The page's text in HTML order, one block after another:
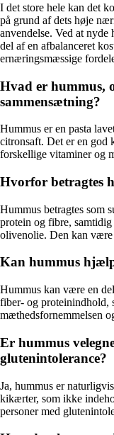
I det store hele kan det
på grund af dets høje
anvendelse. Ved at nyde
del af en afbalanceret
ernæringsmæssige
Hvad er hummus,
sammensætning?
Hummus er en pasta
citronsaft. Det er en god
forskellige vitaminer og
Hvorfor betragtes
Hummus betragtes som
protein og fibre,
olivenolie. Den kan være
Kan hummus
Hummus kan være en
fiber- og proteinindhold,
mæthedsfornemmelsen
Er hummus
glutenintolerance?
Ja, hummus er
kikærter, som ikke
personer med